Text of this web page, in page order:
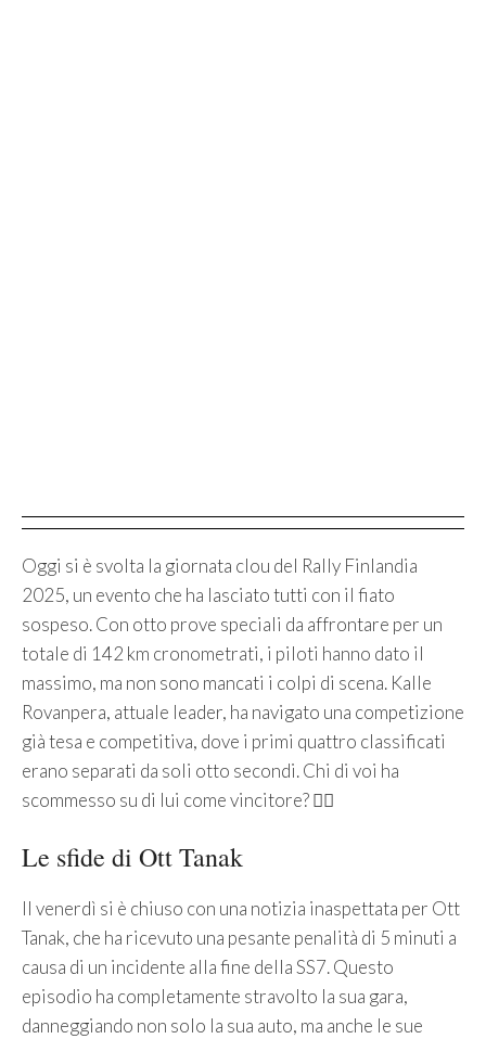
Oggi si è svolta la giornata clou del Rally Finlandia
2025, un evento che ha lasciato tutti con il fiato
sospeso. Con otto prove speciali da affrontare per un
totale di 142 km cronometrati, i piloti hanno dato il
massimo, ma non sono mancati i colpi di scena. Kalle
Rovanpera, attuale leader, ha navigato una competizione
già tesa e competitiva, dove i primi quattro classificati
erano separati da soli otto secondi. Chi di voi ha
scommesso su di lui come vincitore? 🙋‍♀️
Le sfide di Ott Tanak
Il venerdì si è chiuso con una notizia inaspettata per Ott
Tanak, che ha ricevuto una pesante penalità di 5 minuti a
causa di un incidente alla fine della SS7. Questo
episodio ha completamente stravolto la sua gara,
danneggiando non solo la sua auto, ma anche le sue